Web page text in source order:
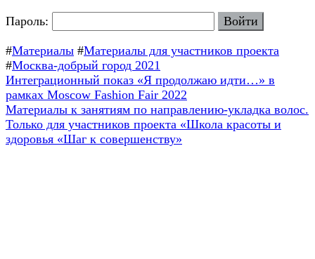
Пароль:
#Материалы #Материалы для участников проекта
#Москва-добрый город 2021
Навигация
по
записям
Предыдущая
запись:
Интеграционный показ «Я продолжаю идти…» в
рамках Moscow Fashion Fair 2022
Следующая
запись:
Материалы к занятиям по направлению-укладка волос.
Только для участников проекта «Школа красоты и
здоровья «Шаг к совершенству»